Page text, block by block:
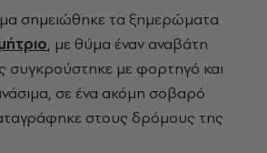
σημειώθηκε τα ξημερώματα
, με θύμα έναν αναβάτη
συγκρούστηκε με φορτηγό και
σε ένα ακόμη σοβαρό
στους δρόμους της